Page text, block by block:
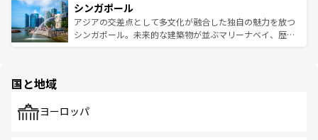
参照してほしい。
激する。気候は一年中温暖で、どの季節にも異なる楽しみ
が待っている。親しみやすいタイの人々、仏教を中心とし
た文化、そして多様な観光資源が、訪れる旅人を魅了し続
み、どこを訪れても感動するはず。観光スポットが密集し
ており、効率よく見どころを回れるのも魅力。息をのむよ
うな絶景から文化的な体験まで、香港を存分に楽しみ尽く
シンガポール
アジアの交差点として多文化が融合した独自の魅力を放つ
シンガポール。未来的な建築物が並ぶマリーナベイ、歴史
で、ホーカーズは地元の風情を楽しめる外せないスポット
国と地域
ヨーロッパ